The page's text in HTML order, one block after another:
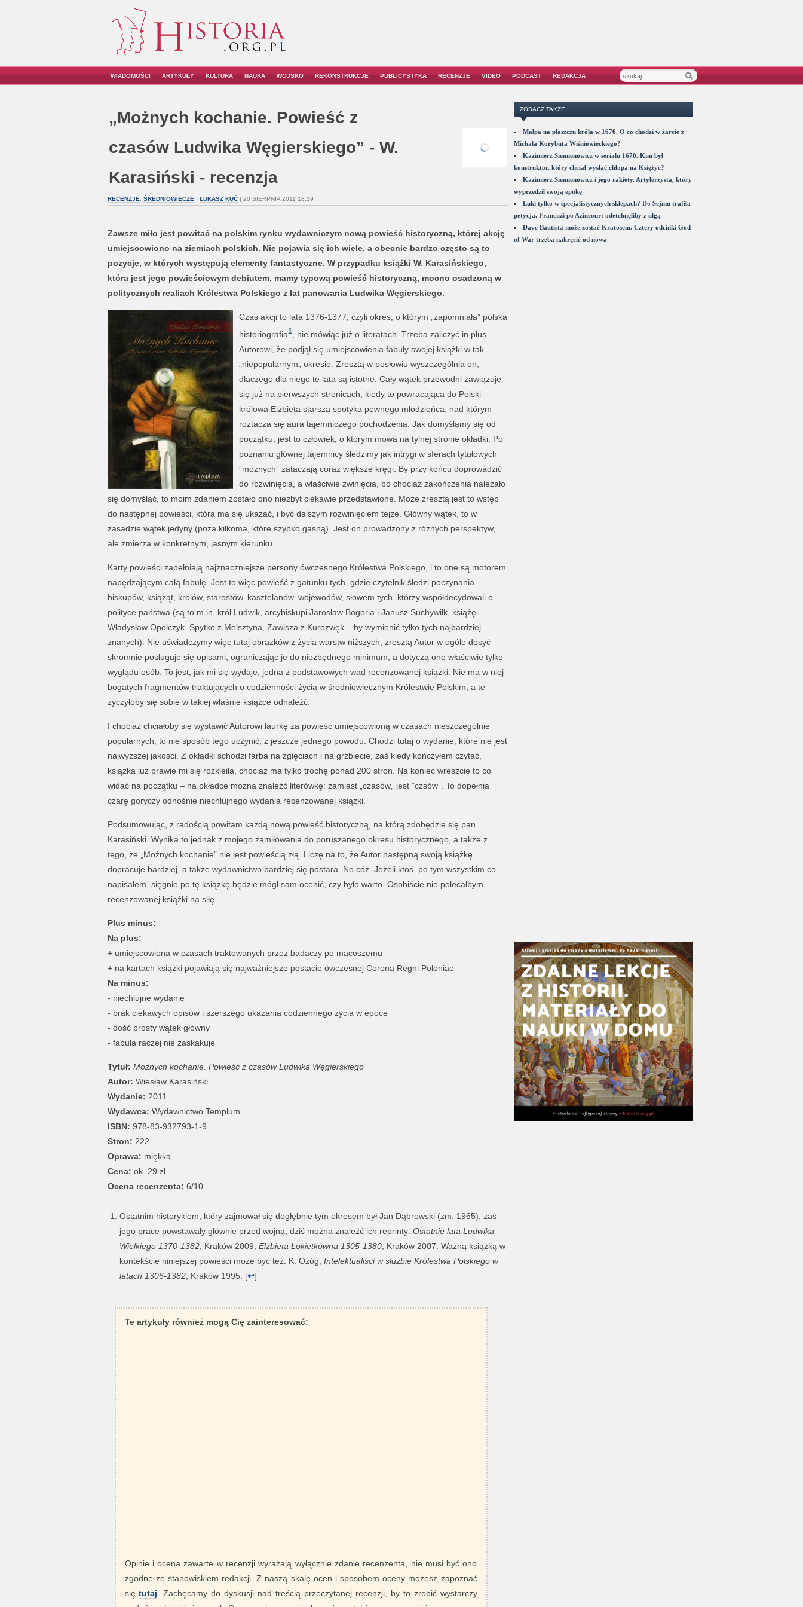
WIADOMOŚCI ARTYKUŁY KULTURA NAUKA WOJSKO REKONSTRUKCJE PUBLICYSTYKA RECENZJE VIDEO PODCAST REDAKCJA
„Możnych kochanie. Powieść z
czasów Ludwika Węgierskiego” - W.
Karasiński - recenzja
RECENZJE ŚREDNIOWIECZE | ŁUKASZ KUĆ| 20 SIERPNIA 2011 18:19
Zawsze miło jest powitać na polskim rynku wydawniczym nową powieść historyczną, której akcję
umiejscowiono na ziemiach polskich. Nie pojawia się ich wiele, a obecnie bardzo często są to
pozycje, w których występują elementy fantastyczne. W przypadku książki W. Karasińskiego,
która jest jego powieściowym debiutem, mamy typową powieść historyczną, mocno osadzoną w
politycznych realiach Królestwa Polskiego z lat panowania Ludwika Węgierskiego.
Czas akcji to lata 1376-1377, czyli okres, o którym „zapomniała” polska
historiografia1, nie mówiąc już o literatach. Trzeba zaliczyć in plus
Autorowi, że podjął się umiejscowienia fabuły swojej książki w tak
„niepopularnym„ okresie. Zresztą w posłowiu wyszczególnia on,
dlaczego dla niego te lata są istotne. Cały wątek przewodni zawiązuje
się już na pierwszych stronicach, kiedy to powracająca do Polski
królowa Elżbieta starsza spotyka pewnego młodzieńca, nad którym
roztacza się aura tajemniczego pochodzenia. Jak domyślamy się od
początku, jest to człowiek, o którym mowa na tylnej stronie okładki. Po
poznaniu głównej tajemnicy śledzimy jak intrygi w sferach tytułowych
”możnych” zataczają coraz większe kręgi. By przy końcu doprowadzić
do rozwinięcia, a właściwie zwinięcia, bo chociaż zakończenia należało
się domyślać, to moim zdaniem zostało ono niezbyt ciekawie przedstawione. Może zresztą jest to wstęp
do następnej powieści, która ma się ukazać, i być dalszym rozwinięciem tejże. Główny wątek, to w
zasadzie wątek jedyny (poza kilkoma, które szybko gasną). Jest on prowadzony z różnych perspektyw,
ale zmierza w konkretnym, jasnym kierunku.
Karty powieści zapełniają najznaczniejsze persony ówczesnego Królestwa Polskiego, i to one są motorem
napędzającym całą fabułę. Jest to więc powieść z gatunku tych, gdzie czytelnik śledzi poczynania
biskupów, książąt, królów, starostów, kasztelanów, wojewodów, słowem tych, którzy współdecydowali o
polityce państwa (są to m.in. król Ludwik, arcybiskupi Jarosław Bogoria i Janusz Suchywilk, książę
Władysław Opolczyk, Spytko z Melsztyna, Zawisza z Kurozwęk – by wymienić tylko tych najbardziej
znanych). Nie uświadczymy więc tutaj obrazków z życia warstw niższych, zresztą Autor w ogóle dosyć
skromnie posługuje się opisami, ograniczając je do niezbędnego minimum, a dotyczą one właściwie tylko
wyglądu osób. To jest, jak mi się wydaje, jedna z podstawowych wad recenzowanej książki. Nie ma w niej
bogatych fragmentów traktujących o codzienności życia w średniowiecznym Królestwie Polskim, a te
życzyłoby się sobie w takiej właśnie książce odnaleźć.
I chociaż chciałoby się wystawić Autorowi laurkę za powieść umiejscowioną w czasach nieszczególnie
popularnych, to nie sposób tego uczynić, z jeszcze jednego powodu. Chodzi tutaj o wydanie, które nie jest
najwyższej jakości. Z okładki schodzi farba na zgięciach i na grzbiecie, zaś kiedy kończyłem czytać,
książka już prawie mi się rozkleiła, chociaż ma tylko trochę ponad 200 stron. Na koniec wreszcie to co
widać na początku – na okładce można znaleźć literówkę: zamiast „czasów„ jest ”czsów”. To dopełnia
czarę goryczy odnośnie niechlujnego wydania recenzowanej książki.
Podsumowując, z radością powitam każdą nową powieść historyczną, na którą zdobędzie się pan
Karasiński. Wynika to jednak z mojego zamiłowania do poruszanego okresu historycznego, a także z
tego, że „Możnych kochanie” nie jest powieścią złą. Liczę na to, że Autor następną swoją książkę
dopracuje bardziej, a także wydawnictwo bardziej się postara. No cóż. Jeżeli ktoś, po tym wszystkim co
napisałem, sięgnie po tę książkę będzie mógł sam ocenić, czy było warto. Osobiście nie polecałbym
recenzowanej książki na siłę.
Plus minus:
Na plus:
+ umiejscowiona w czasach traktowanych przez badaczy po macoszemu
+ na kartach książki pojawiają się najważniejsze postacie ówczesnej Corona Regni Poloniae
Na minus:
- niechlujne wydanie
- brak ciekawych opisów i szerszego ukazania codziennego życia w epoce
- dość prosty wątek główny
- fabuła raczej nie zaskakuje
Tytuł: Możnych kochanie. Powieść z czasów Ludwika Węgierskiego
Autor: Wiesław Karasiński
Wydanie: 2011
Wydawca: Wydawnictwo Templum
ISBN: 978-83-932793-1-9
Stron: 222
Oprawa: miękka
Cena: ok. 29 zł
Ocena recenzenta: 6/10
Ostatnim historykiem, który zajmował się dogłębnie tym okresem był Jan Dąbrowski (zm. 1965), zaś
jego prace powstawały głównie przed wojną, dziś można znaleźć ich reprinty: Ostatnie lata Ludwika
Wielkiego 1370-1382, Kraków 2009; Elżbieta Łokietkówna 1305-1380, Kraków 2007. Ważną książką w
kontekście niniejszej powieści może być też: K. Ożóg, Intelektualiści w służbie Królestwa Polskiego w
latach 1306-1382, Kraków 1995. [↩]
Te artykuły również mogą Cię zainteresować:
Opinie i ocena zawarte w recenzji wyrażają wyłącznie zdanie recenzenta, nie musi być ono
zgodne ze stanowiskiem redakcji. Z naszą skalę ocen i sposobem oceny możesz zapoznać
siętutaj . Zachęcamy do dyskusji nad treścią przeczytanej recenzji, by to zrobić wystarczy
ZOBACZ TAKŻE
Małpa na płaszczu króla w 1670. O co chodzi w żarcie z
Michała Korybuta Wiśniowieckiego?
Kazimierz Siemienowicz w serialu 1670. Kim był
konstruktor, który chciał wysłać chłopa na Księżyc?
Kazimierz Siemienowicz i jego rakiety. Artylerzysta, który
wyprzedził swoją epokę
Łuki tylko w specjalistycznych sklepach? Do Sejmu trafiła
petycja. Francuzi po Azincourt odetchnęliby z ulgą
Dave Bautista może zostać Kratosem. Cztery odcinki God
of War trzeba nakręcić od nowa